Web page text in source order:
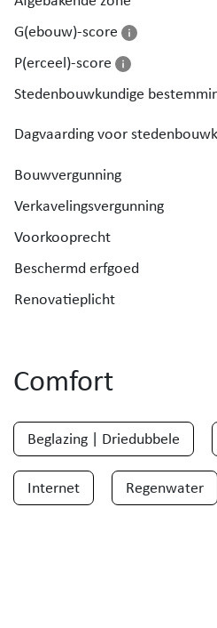
een lichtrijke,
Zeker een bezoek waard!
G(ebouw)-score
P(erceel)-score
Stedenbouwkundige
Dagvaarding voor
Bouwvergunning
Verkavelingsvergunning
Voorkooprecht
Beschermd erfgoed
Renovatieplicht
Comfort
Beglazing | Driedubbele
Internet Regenwater